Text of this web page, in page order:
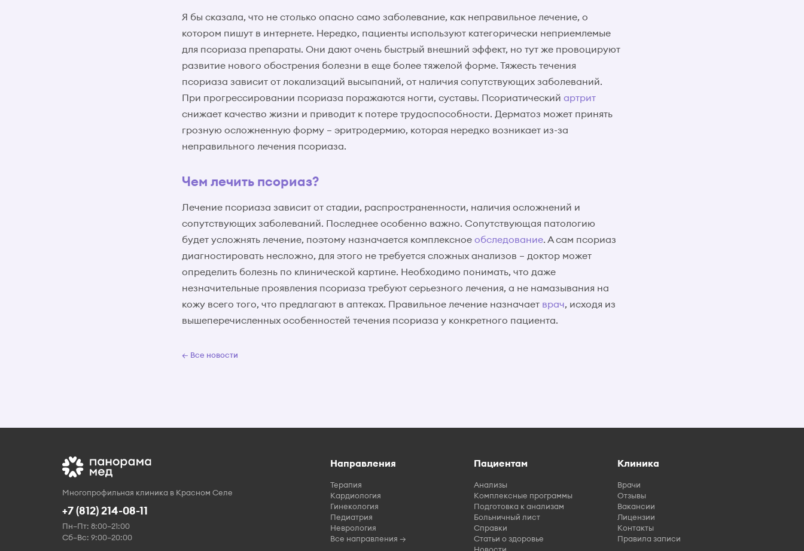
Я бы сказала, что не столько опасно само заболевание, как неправильное лечение, о
котором пишут в интернете. Нередко, пациенты используют категорически неприемлемые
для псориаза препараты. Они дают очень быстрый внешний эффект, но тут же провоцируют
развитие нового обострения болезни в еще более тяжелой форме. Тяжесть течения
псориаза зависит от локализаций высыпаний, от наличия сопутствующих заболеваний.
При прогрессировании псориаза поражаются ногти, суставы. Псориатический артрит
снижает качество жизни и приводит к потере трудоспособности. Дерматоз может принять
грозную осложненную форму – эритродермию, которая нередко возникает из-за
неправильного лечения псориаза.
Чем лечить псориаз?
Лечение псориаза зависит от стадии, распространенности, наличия осложнений и
сопутствующих заболеваний. Последнее особенно важно. Сопутствующая патологию
будет усложнять лечение, поэтому назначается комплексное обследование. А сам псориаз
диагностировать несложно, для этого не требуется сложных анализов – доктор может
определить болезнь по клинической картине. Необходимо понимать, что даже
незначительные проявления псориаза требуют серьезного лечения, а не намазывания на
кожу всего того, что предлагают в аптеках. Правильное лечение назначает врач, исходя из
вышеперечисленных особенностей течения псориаза у конкретного пациента.
← Все новости
Многопрофильная клиника в Красном Селе
+7 (812) 214-08-11
Пн–Пт: 8:00–21:00
Сб–Вс: 9:00–20:00
Направления
Терапия
Кардиология
Гинекология
Педиатрия
Неврология
Все направления →
Пациентам
Анализы
Комплексные программы
Подготовка к анализам
Больничный лист
Справки
Статьи о здоровье
Клиника
Врачи
Отзывы
Вакансии
Лицензии
Контакты
Правила записи